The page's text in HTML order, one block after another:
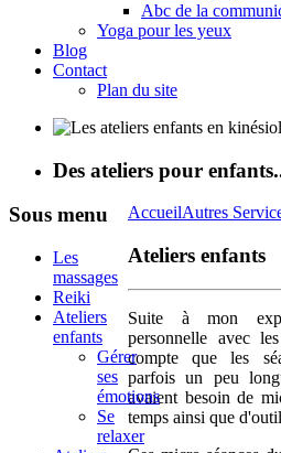
Abc de la
Yoga pour les yeux
Blog
Contact
Plan du site
Des ateliers pour
AccueilAutres
Ateliers enfants
Suite à mon
personnelle avec
compte que les
parfois un peu
avaient besoin de
temps ainsi que
Sous menu
Les
massages
Reiki
Ateliers
enfants
Gérer
ses
émotions
Se
relaxer